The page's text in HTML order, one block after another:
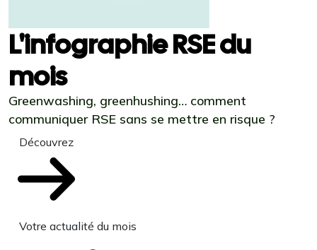
L'infographie RSE du
mois
Greenwashing, greenhushing… comment
communiquer RSE sans se mettre en risque ?
Découvrez
Votre actualité du mois